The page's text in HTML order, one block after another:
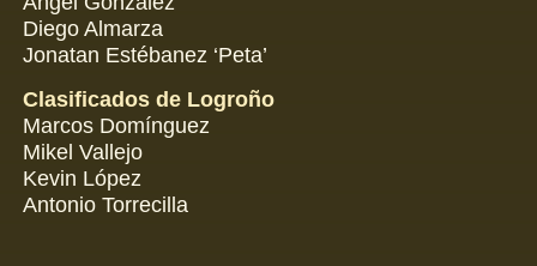
Diego Almarza
Jonatan Estébanez ‘Peta’
Clasificados de Logroño
Marcos Domínguez
Mikel Vallejo
Kevin López
Antonio Torrecilla